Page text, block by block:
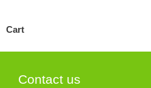
Cart
Contact us